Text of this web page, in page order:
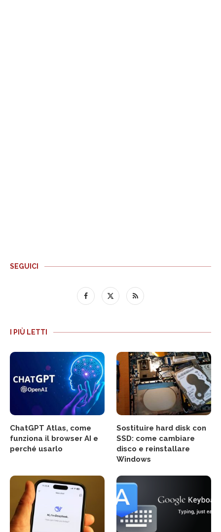
SEGUICI
I PIÙ LETTI
ChatGPT Atlas, come
funziona il browser AI e
perché usarlo
Sostituire hard disk con
SSD: come cambiare
disco e reinstallare
Windows